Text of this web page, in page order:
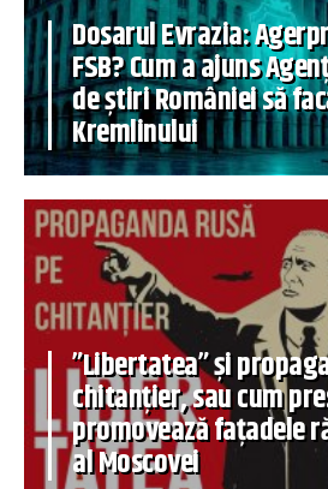
Dosarul Evrazia:
FSB? Cum a ajuns
de știri României să
Kremlinului
”Libertatea” și
chitanțier, sau cum
promovează fațadele
al Moscovei